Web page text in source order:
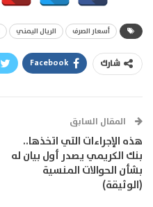
أسعار الصرف الريال اليمني
شارك Facebook
المقال السابق
هذه الإجراءات التي اتخذها..
بنك الكريمي يصدر أول بيان له
بشأن الحوالات المنسية
(الوثيقة)